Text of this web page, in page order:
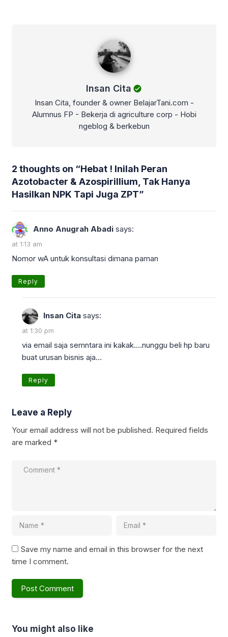
Insan Cita
Insan Cita, founder & owner BelajarTani.com -
Alumnus FP - Bekerja di agriculture corp - Hobi
ngeblog & berkebun
2 thoughts on “Hebat ! Inilah Peran
Azotobacter & Azospirillium, Tak Hanya
Hasilkan NPK Tapi Juga ZPT”
Anno Anugrah Abadi says:
at 1:13 am
Nomor wA untuk konsultasi dimana paman
Reply
Insan Cita says:
at 1:30 pm
via email saja semntara ini kakak….nunggu beli hp baru
buat urusan bisnis aja…
Reply
Leave a Reply
Your email address will not be published. Required fields
are marked *
Save my name and email in this browser for the next
time I comment.
You might also like